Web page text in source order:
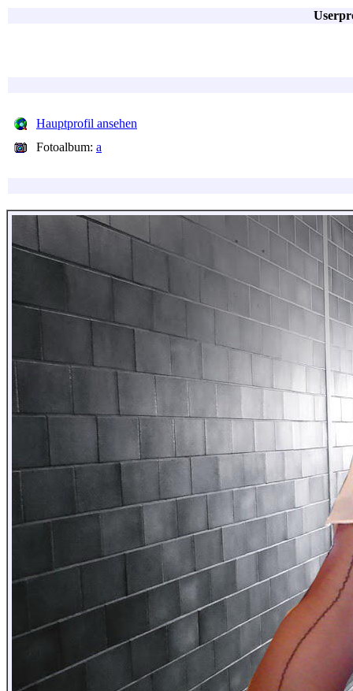
Hauptprofil ansehen
Fotoalbum: a